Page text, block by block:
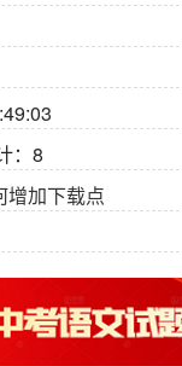
：8
增加下载点